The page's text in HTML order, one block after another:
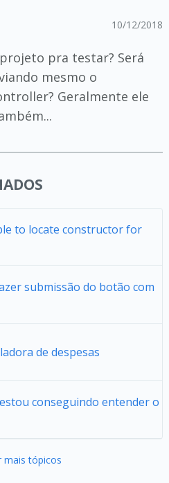
10/12/2018
pra testar? Será
mesmo o
Geralmente ele
to locate constructor for
submissão do botão com
de despesas
conseguindo entender o
mais tópicos